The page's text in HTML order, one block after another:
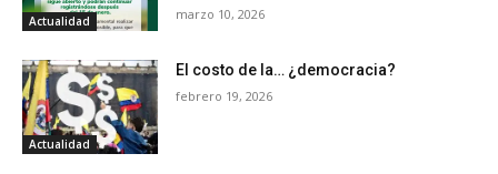
Actualidad marzo 10, 2026
Actualidad
El costo de la… ¿democracia?
febrero 19, 2026